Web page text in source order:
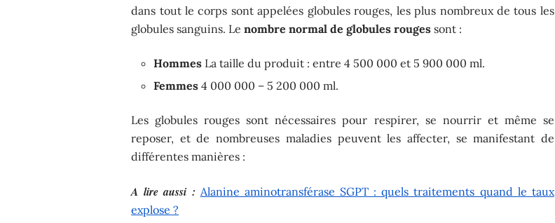
dans tout le corps sont appelées globules rouges, les plus nombreux de tous les
globules sanguins. Lenombre normal de globules rouges sont :
Hommes La taille du produit : entre 4 500 000 et 5 900 000 ml.
Femmes 4 000 000 – 5 200 000 ml.
Les globules rouges sont nécessaires pour respirer, se nourrir et même se
reposer, et de nombreuses maladies peuvent les affecter, se manifestant de
différentes manières :
A lire aussi : Alanine aminotransférase SGPT : quels traitements quand le taux
explose ?